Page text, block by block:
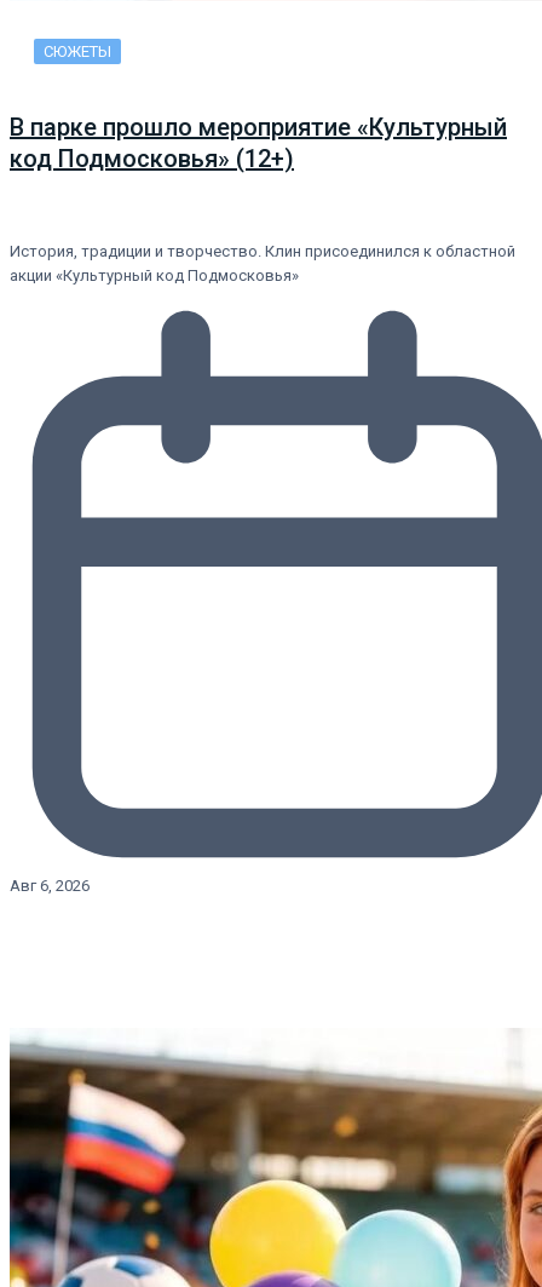
СЮЖЕТЫ
В парке прошло мероприятие «Культурный
код Подмосковья» (12+)
История, традиции и творчество. Клин присоединился к областной
акции «Культурный код Подмосковья»
Авг 6, 2026